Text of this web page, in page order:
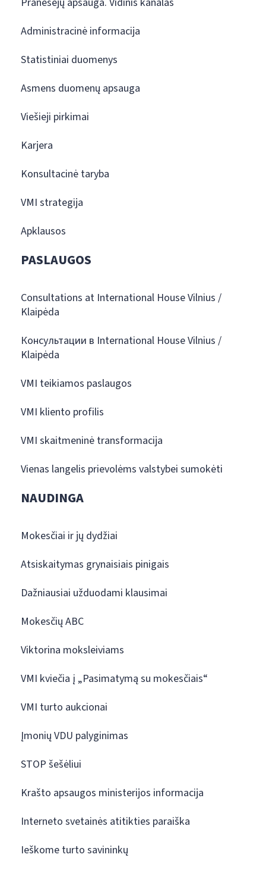
Administracinė informacija
Statistiniai duomenys
Asmens duomenų apsauga
Viešieji pirkimai
Karjera
Konsultacinė taryba
VMI strategija
Apklausos
PASLAUGOS
Consultations at International House Vilnius /
Klaipėda
Консультации в International House Vilnius /
Klaipėda
VMI teikiamos paslaugos
VMI kliento profilis
VMI skaitmeninė transformacija
Vienas langelis prievolėms valstybei sumokėti
NAUDINGA
Mokesčiai ir jų dydžiai
Atsiskaitymas grynaisiais pinigais
Dažniausiai užduodami klausimai
Mokesčių ABC
Viktorina moksleiviams
VMI kviečia į „Pasimatymą su mokesčiais“
VMI turto aukcionai
Įmonių VDU palyginimas
STOP šešėliui
Krašto apsaugos ministerijos informacija
Interneto svetainės atitikties paraiška
Ieškome turto savininkų